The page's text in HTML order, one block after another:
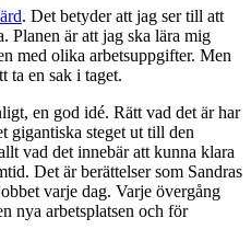
. Det betyder att jag ser till att
Planen är att jag ska lära mig
med olika arbetsuppgifter. Men
ta en sak i taget.
en god idé. Rätt vad det är har
gigantiska steget ut till den
vad det innebär att kunna klara
Det är berättelser som Sandras
varje dag. Varje övergång
nya arbetsplatsen och för